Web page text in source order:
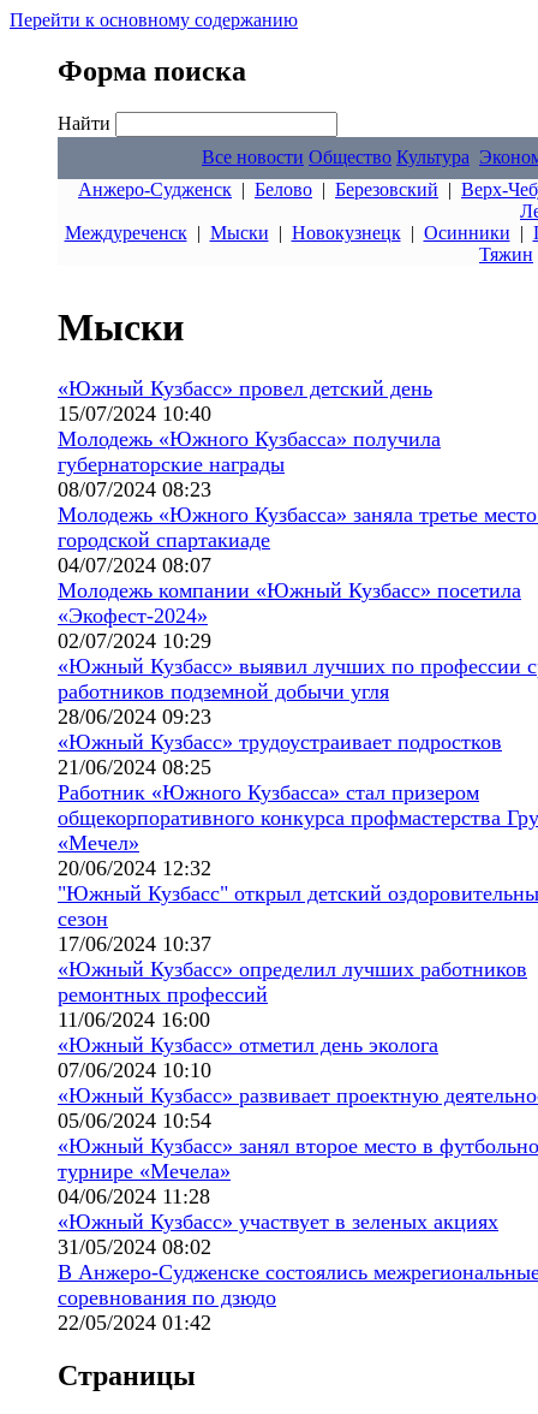
Перейти к основному содержанию
Форма поиска
Найти
Все новости Общество Культура
Анжеро-Судженск | Белово | Березовский | Верх-
Междуреченск| Мыски | Новокузнецк| Осинники |
Тяжин
Мыски
«Южный Кузбасс» провел детский день
15/07/2024 10:40
Молодежь «Южного Кузбасса» получила
губернаторские награды
08/07/2024 08:23
Молодежь «Южного Кузбасса» заняла третье
городской спартакиаде
04/07/2024 08:07
Молодежь компании «Южный Кузбасс» посетила
«Экофест-2024»
02/07/2024 10:29
«Южный Кузбасс» выявил лучших по профессии
работников подземной добычи угля
28/06/2024 09:23
«Южный Кузбасс» трудоустраивает подростков
21/06/2024 08:25
Работник «Южного Кузбасса» стал призером
общекорпоративного конкурса профмастерства
«Мечел»
20/06/2024 12:32
"Южный Кузбасс" открыл детский
сезон
17/06/2024 10:37
«Южный Кузбасс» определил лучших работников
ремонтных профессий
11/06/2024 16:00
«Южный Кузбасс» отметил день эколога
07/06/2024 10:10
«Южный Кузбасс» развивает проектную
05/06/2024 10:54
«Южный Кузбасс» занял второе место в
турнире «Мечела»
04/06/2024 11:28
«Южный Кузбасс» участвует в зеленых акциях
31/05/2024 08:02
В Анжеро-Судженске состоялись
соревнования по дзюдо
22/05/2024 01:42
Страницы